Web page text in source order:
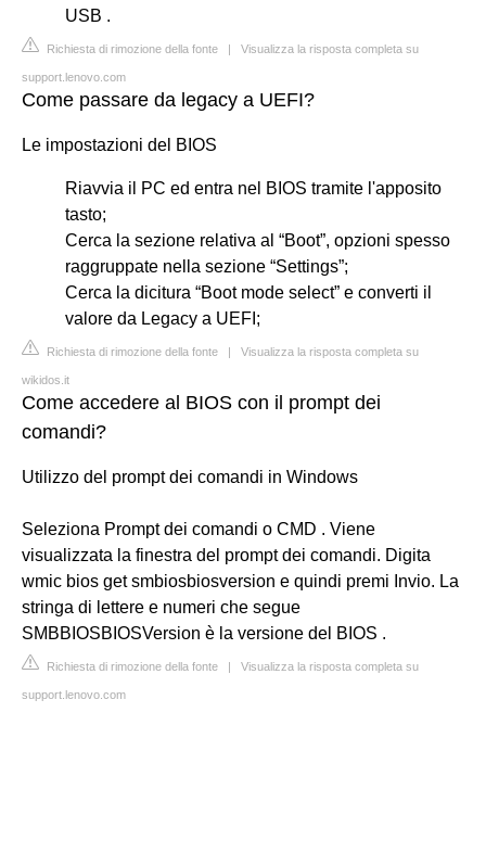
USB .
Richiesta di rimozione della fonte | Visualizza la risposta completa su
support.lenovo.com
Come passare da legacy a UEFI?
Le impostazioni del BIOS
Riavvia il PC ed entra nel BIOS tramite l'apposito
tasto;
Cerca la sezione relativa al “Boot”, opzioni spesso
raggruppate nella sezione “Settings”;
Cerca la dicitura “Boot mode select” e converti il
valore da Legacy a UEFI;
Richiesta di rimozione della fonte | Visualizza la risposta completa su
wikidos.it
Come accedere al BIOS con il prompt dei
comandi?
Utilizzo del prompt dei comandi in Windows
Seleziona Prompt dei comandi o CMD . Viene
visualizzata la finestra del prompt dei comandi. Digita
wmic bios get smbiosbiosversion e quindi premi Invio. La
stringa di lettere e numeri che segue
SMBBIOSBIOSVersion è la versione del BIOS .
Richiesta di rimozione della fonte | Visualizza la risposta completa su
support.lenovo.com